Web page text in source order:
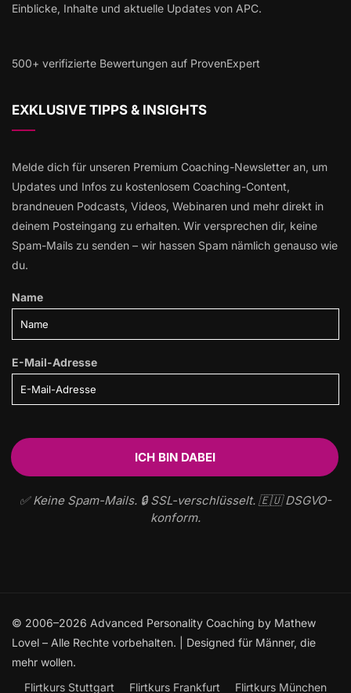
Einblicke, Inhalte und aktuelle Updates von APC.
500+ verifizierte Bewertungen auf ProvenExpert
EXKLUSIVE TIPPS & INSIGHTS
Melde dich für unseren Premium Coaching-Newsletter an, um
Updates und Infos zu kostenlosem Coaching-Content,
brandneuen Podcasts, Videos, Webinaren und mehr direkt in
deinem Posteingang zu erhalten. Wir versprechen dir, keine
Spam-Mails zu senden – wir hassen Spam nämlich genauso wie
du.
Name
E-Mail-Adresse
✅ Keine Spam-Mails. 🔒 SSL-verschlüsselt. 🇪🇺 DSGVO-
konform.
© 2006–2026 Advanced Personality Coaching by Mathew
Lovel – Alle Rechte vorbehalten. | Designed für Männer, die
mehr wollen.
Flirtkurs Stuttgart
Flirtkurs Frankfurt Flirtkurs München